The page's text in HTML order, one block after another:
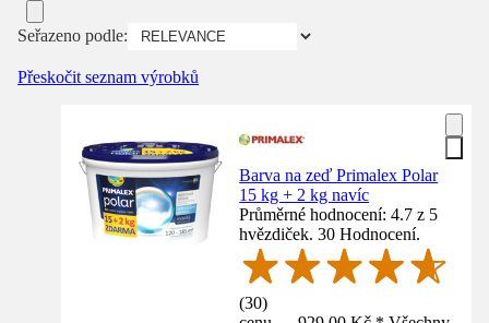
Seřazeno podle:
Přeskočit seznam výrobků
Barva na zeď Primalex Polar
15 kg + 2 kg navíc
Průměrné hodnocení: 4.7 z 5
hvězdiček. 30 Hodnocení.
(30)